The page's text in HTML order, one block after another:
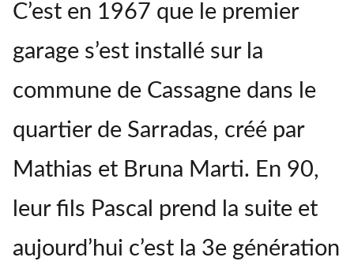
C’est en 1967 que le premier
garage s’est installé sur la
commune de Cassagne dans le
quartier de Sarradas, créé par
Mathias et Bruna Marti. En 90,
leur fils Pascal prend la suite et
aujourd’hui c’est la 3e génération